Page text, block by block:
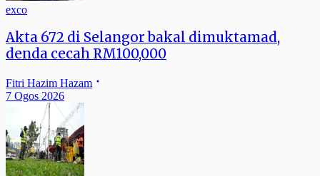
exco
Akta 672 di Selangor bakal dimuktamad,
denda cecah RM100,000
Fitri Hazim Hazam
7 Ogos 2026